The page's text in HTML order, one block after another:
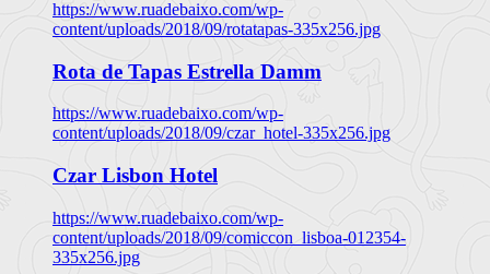
https://www.ruadebaixo.com/wp-
content/uploads/2018/09/rotatapas-335x256.jpg
Rota de Tapas Estrella Damm
https://www.ruadebaixo.com/wp-
content/uploads/2018/09/czar_hotel-335x256.jpg
Czar Lisbon Hotel
https://www.ruadebaixo.com/wp-
content/uploads/2018/09/comiccon_lisboa-012354-
335x256.jpg